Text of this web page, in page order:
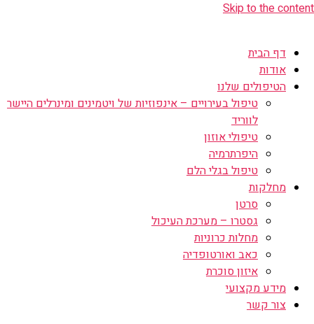
Skip to the content
דף הבית
אודות
הטיפולים שלנו
טיפול בעירויים – אינפוזיות של ויטמינים ומינרלים היישר
לווריד
טיפולי אוזון
היפרתרמיה
טיפול בגלי הלם
מחלקות
סרטן
גסטרו – מערכת העיכול
מחלות כרוניות
כאב ואורטופדיה
איזון סוכרת
מידע מקצועי
צור קשר